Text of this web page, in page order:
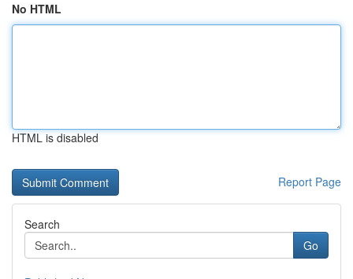
No HTML
HTML is disabled
Report Page
Search
Go